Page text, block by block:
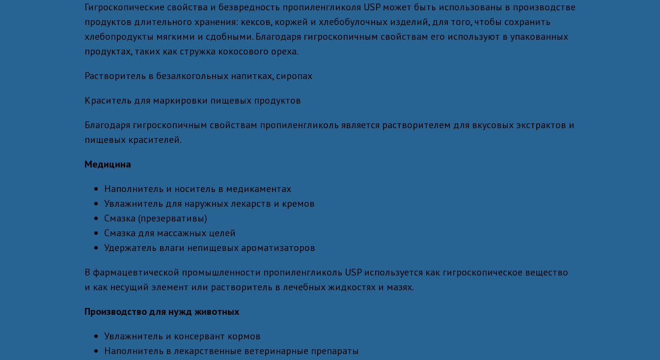
Гигроскопические свойства и безвредность пропиленгликоля USP может быть использованы в производстве
продуктов длительного хранения: кексов, коржей и хлебобулочных изделий, для того, чтобы сохранить
хлебопродукты мягкими и сдобными. Благодаря гигроскопичным свойствам его используют в упакованных
продуктах, таких как стружка кокосового ореха.
Растворитель в безалкогольных напитках, сиропах
Краситель для маркировки пищевых продуктов
Благодаря гигроскопичным свойствам пропиленгликоль является растворителем для вкусовых экстрактов и
пищевых красителей.
Медицина
Наполнитель и носитель в медикаментах
Увлажнитель для наружных лекарств и кремов
Смазка (презервативы)
Смазка для массажных целей
Удержатель влаги непищевых ароматизаторов
В фармацевтической промышленности пропиленгликоль USP используется как гигроскопическое вещество
и как несущий элемент или растворитель в лечебных жидкостях и мазях.
Производство для нужд животных
Увлажнитель и консервант кормов
Наполнитель в лекарственные ветеринарные препараты